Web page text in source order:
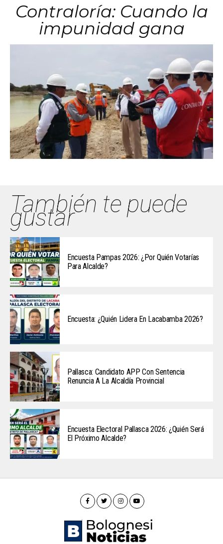
Contraloría: Cuando la
impunidad gana
También te puede
gustar
Encuesta Pampas 2026: ¿Por Quién Votarías
Para Alcalde?
Encuesta: ¿Quién Lidera En Lacabamba 2026?
Pallasca: Candidato APP Con Sentencia
Renuncia A La Alcaldía Provincial
Encuesta Electoral Pallasca 2026: ¿Quién Será
El Próximo Alcalde?